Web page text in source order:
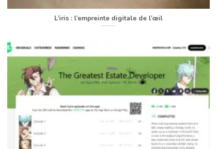
L’iris : l’empreinte digitale de l’œil